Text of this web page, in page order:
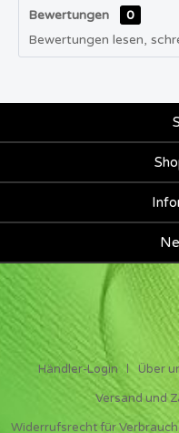
Bewertungen
0
Bewertungen lesen,
Händler-Login Über
Versand und
Widerrufsrecht für